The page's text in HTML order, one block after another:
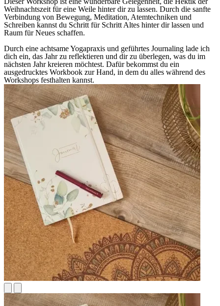
Weihnachtszeit für eine Weile hinter dir zu lassen. Durch die sanfte
Verbindung von Bewegung, Meditation, Atemtechniken und
Schreiben kannst du Schritt für Schritt Altes hinter dir lassen und
Raum für Neues schaffen.
Durch eine achtsame Yogapraxis und geführtes Journaling lade ich
dich ein, das Jahr zu reflektieren und dir zu überlegen, was du im
nächsten Jahr kreieren möchtest. Dafür bekommst du ein
ausgedrucktes Workbook zur Hand, in dem du alles während des
Workshops festhalten kannst.